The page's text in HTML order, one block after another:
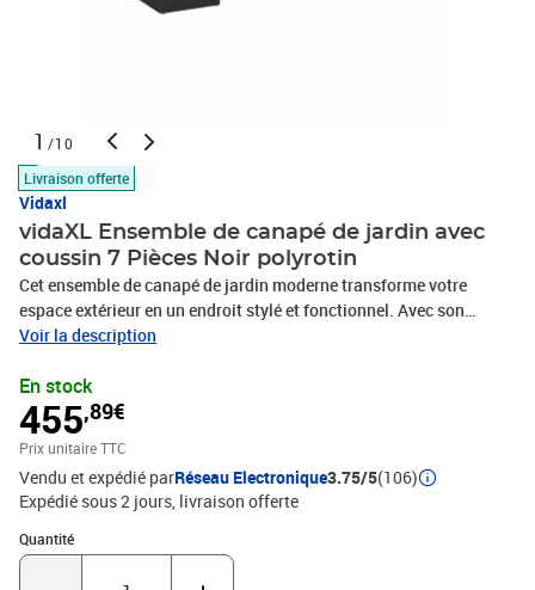
1 /10
Livraison offerte
Vidaxl
vidaXL Ensemble de canapé de jardin avec
coussin 7 Pièces Noir polyrotin
Cet ensemble de canapé de jardin moderne transforme votre
espace extérieur en un endroit stylé et fonctionnel. Avec son
design épuré, il est parfait pour recevoir des amis ou créer un coin
votre terrasse, profitant d'une brise fraîche tout en étant entouré
du confort que cet ensemble offre. Son design modulable permet
différentes configurations pour s'adapter aux réunions ou
moments en famille. Matériaux de qualité Fabriqué en poly rotin,
cet ensemble est conçu pour résister au temps. La texture tissée
ajoute un intérêt visuel tout en s'intégrant bien dans des décors
naturels. Il résiste aux intempéries, garantissant que vos meubles
restent un must dans votre jardin. Caractéristiques ajustables La
Voir la description
En stock
455,89€
Prix unitaire TTC
Vendu et expédié parRéseau Electronique3.75/5(106)
Expédié sous 2 jours livraison offerte
Quantité
Quantité : 1